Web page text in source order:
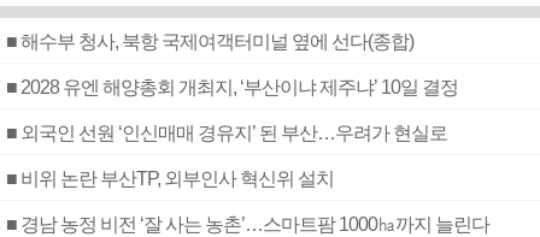
■ 해수부 청사, 북항 국제여객터미널 옆에 선다(종합)
■ 2028 유엔 해양총회 개최지, ‘부산이냐 제주냐’ 10일 결정
■ 외국인 선원 ‘인신매매 경유지’ 된 부산…우려가 현실로
■ 비위 논란 부산TP, 외부인사 혁신위 설치
■ 경남 농정 비전 ‘잘 사는 농촌’…스마트팜 1000㏊까지 늘린다